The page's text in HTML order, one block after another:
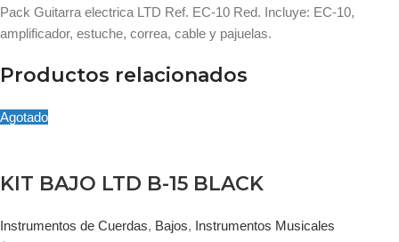
Pack Guitarra electrica LTD Ref. EC-10 Red. Incluye: EC-10,
amplificador, estuche, correa, cable y pajuelas.
Productos relacionados
Agotado
KIT BAJO LTD B-15 BLACK
Instrumentos de Cuerdas, Bajos, Instrumentos Musicales